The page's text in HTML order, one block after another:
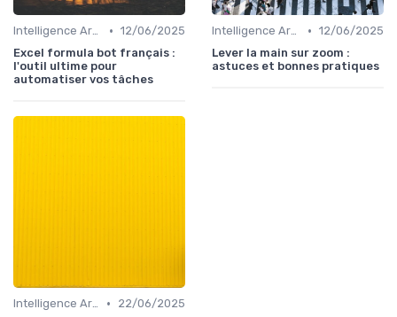
Intelligence Artificielle pour les ventes • 12/06/2025
Excel formula bot français :
l'outil ultime pour
automatiser vos tâches
Intelligence Artificielle pour les ventes • 12/06/2025
Lever la main sur zoom :
astuces et bonnes pratiques
Intelligence Artificielle pour les ventes •
22/06/2025